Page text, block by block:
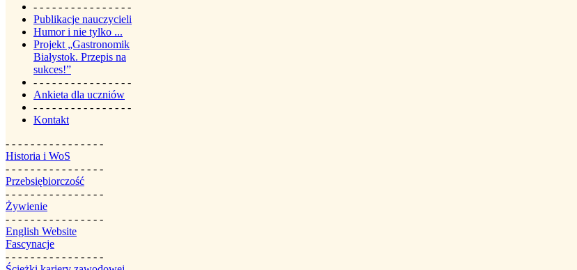
- - - - - - - - - - - - - - - -
Publikacje nauczycieli
Humor i nie tylko ...
Projekt „Gastronomik
Białystok. Przepis na
sukces!”
- - - - - - - - - - - - - - - -
Ankieta dla uczniów
- - - - - - - - - - - - - - - -
Kontakt
- - - - - - - - - - - - - - - -
Historia i WoS
- - - - - - - - - - - - - - - -
Przebsiębiorczość
- - - - - - - - - - - - - - - -
Żywienie
- - - - - - - - - - - - - - - -
English Website
Fascynacje
- - - - - - - - - - - - - - - -